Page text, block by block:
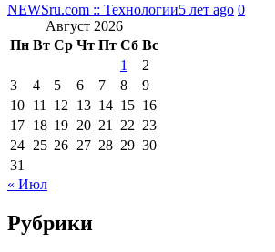
NEWSru.com :: Технологии5 лет ago 0
Август 2026
Пн Вт Ср Чт Пт Сб Вс
1
2
3
4 5 6 7 8
9
10 11 12 13 14 15 16
17 18 19 20 21 22 23
24 25 26 27 28 29 30
31
« Июл
Рубрики